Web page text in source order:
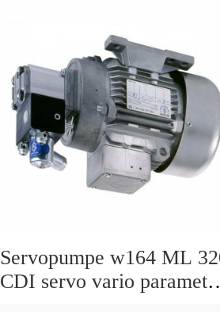
Servopumpe w164 ML
CDI servo vario parametri